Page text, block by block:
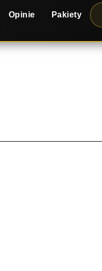
Opinie Pakiety